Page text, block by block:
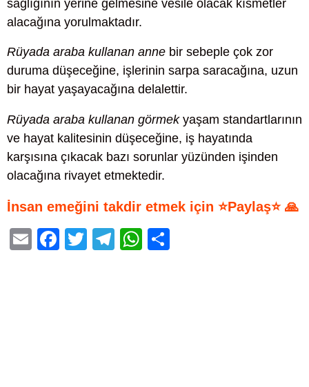
sağlığının yerine gelmesine vesile olacak kısmetler
alacağına yorulmaktadır.
Rüyada araba kullanan anne bir sebeple çok zor
duruma düşeceğine, işlerinin sarpa saracağına, uzun
bir hayat yaşayacağına delalettir.
Rüyada araba kullanan görmekyaşam standartlarının
ve hayat kalitesinin düşeceğine, iş hayatında
karşısına çıkacak bazı sorunlar yüzünden işinden
olacağına rivayet etmektedir.
İnsan emeğini takdir etmek için ⭐Paylaş⭐ 🙏
E
F
T
T
W